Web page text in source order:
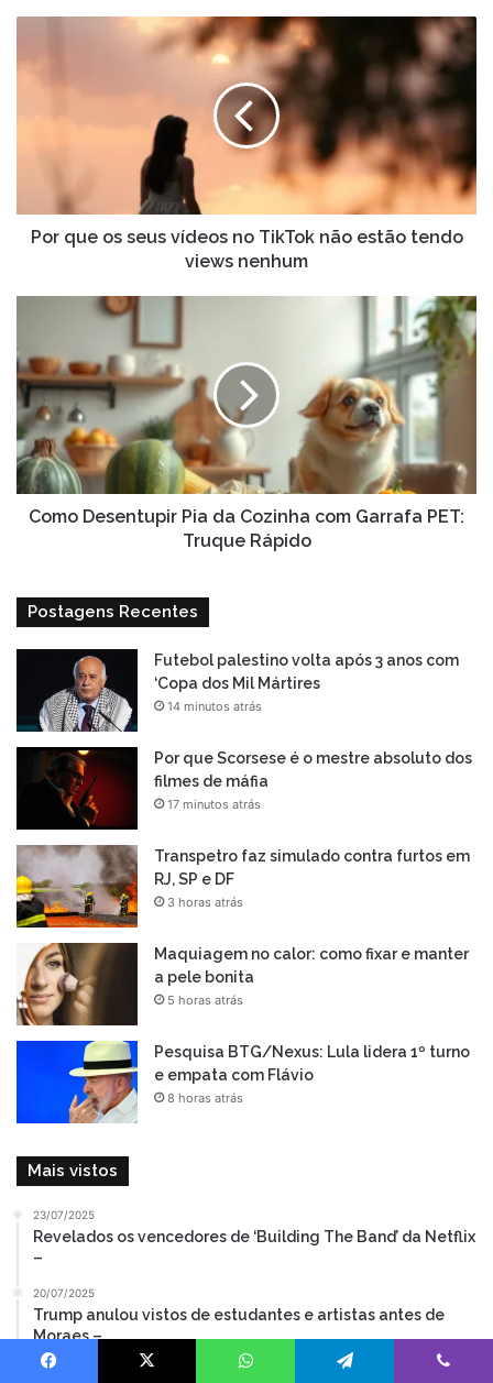
vídeos
estão
tendo
Por que os seus vídeos no TikTok não estão tendo
views nenhum
Pia
da
Cozinha
com
Garrafa
PET:
Truque
Rápido
Como Desentupir Pia da Cozinha com Garrafa PET:
Truque Rápido
Postagens Recentes
Futebol palestino volta após 3 anos com
‘Copa dos Mil Mártires
14 minutos atrás
Por que Scorsese é o mestre absoluto dos
filmes de máfia
17 minutos atrás
Transpetro faz simulado contra furtos em
RJ, SP e DF
3 horas atrás
Maquiagem no calor: como fixar e manter
a pele bonita
5 horas atrás
Pesquisa BTG/Nexus: Lula lidera 1º turno
e empata com Flávio
8 horas atrás
Mais vistos
23/07/2025
Revelados os vencedores de ‘Building The Band’ da Netflix
–
20/07/2025
Trump anulou vistos de estudantes e artistas antes de
Moraes –
25/07/2025